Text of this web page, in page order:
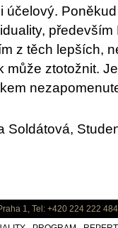
účelový.
z těch lepších,
může ztotožnit.
Soldátová,
1, Tel: +420 224 222